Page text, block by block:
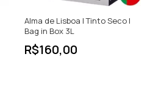
Alma de Lisboa | Tinto Seco |
Bag in Box 3L
R$160,00